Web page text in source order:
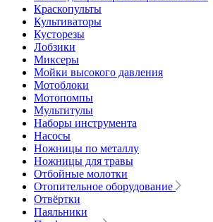
Краскопульты
Культиваторы
Кусторезы
Лобзики
Миксеры
Мойки высокого давления
Мотоблоки
Мотопомпы
Мультитулы
Наборы инструмента
Насосы
Ножницы по металлу
Ножницы для травы
Отбойные молотки
Отопительное оборудование
Отвёртки
Паяльники